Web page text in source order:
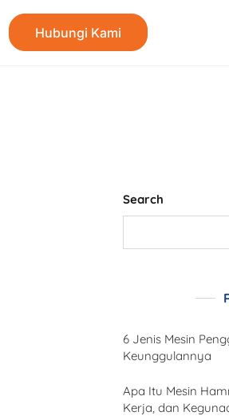
Hubungi Kami
Search
6 Jenis Mesin
Keunggulannya
Apa Itu Mesin
Kerja, dan